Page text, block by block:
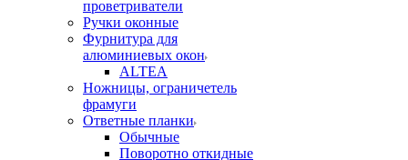
проветриватели
Ручки оконные
Фурнитура для
алюминиевых окон
ALTEA
Ножницы, ограничетель
фрамуги
Ответные планки
Обычные
Поворотно откидные